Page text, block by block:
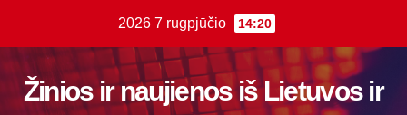
content
2026 7 rugpjūčio 14:20
Žinios ir naujienos iš Lietuvos ir